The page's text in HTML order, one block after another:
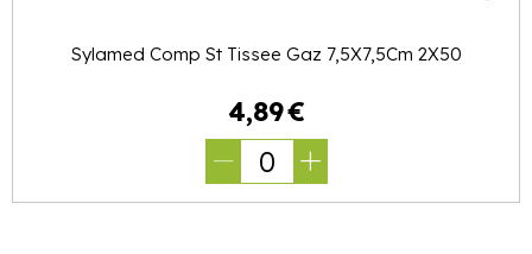
Sylamed Comp St Tissee Gaz 7,5X7,5Cm 2X50
4,89€
0